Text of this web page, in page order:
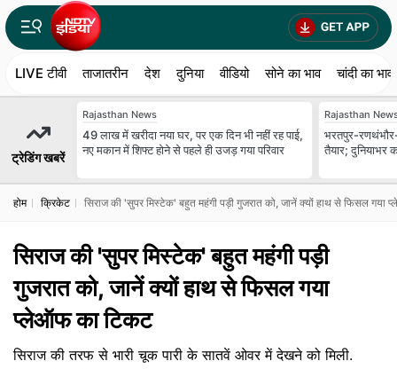
LIVE टीवी ताजातरीन देश दुनिया वीडियो सोने का भाव चांदी का भाव
ट्रेडिंग खबरें
Rajasthan News
49 लाख में खरीदा नया घर, पर एक दिन भी नहीं रह पाई,
नए मकान में शिफ्ट होने से पहले ही उजड़ गया परिवार
Rajasthan
भरतपुर-रणथंभौर-
तैयार; दुनियाभर
होम क्रिकेट सिराज की 'सुपर मिस्टेक' बहुत महंगी पड़ी गुजरात को, जानें क्यों हाथ से फिसल गया
सिराज की 'सुपर मिस्टेक' बहुत महंगी पड़ी
गुजरात को, जानें क्यों हाथ से फिसल गया
प्लेऑफ का टिकट
सिराज की तरफ से भारी चूक पारी के सातवें ओवर में देखने को मिली.